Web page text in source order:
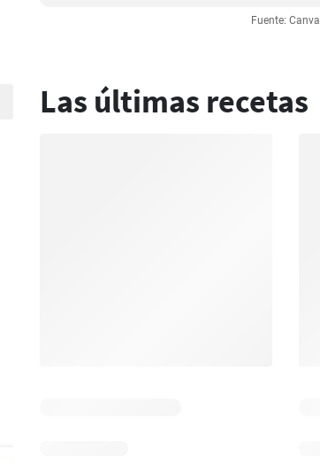
Fuente: Canva
Las últimas recetas